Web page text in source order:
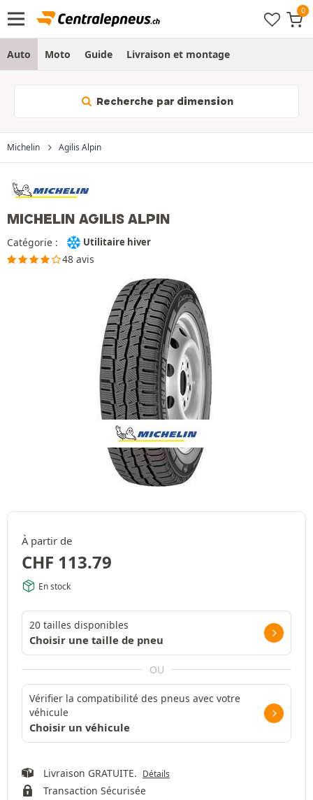
Auto Moto Guide Livraison et montage
Recherche par dimension
Michelin Agilis Alpin
MICHELIN AGILIS ALPIN
Catégorie : Utilitaire hiver
48 avis
À partir de
CHF 113.79
En stock
20 tailles disponibles
Choisir une taille de pneu
OU
Vérifier la compatibilité des pneus avec votre
véhicule
Choisir un véhicule
Livraison GRATUITE. Détails
Transaction Sécurisée